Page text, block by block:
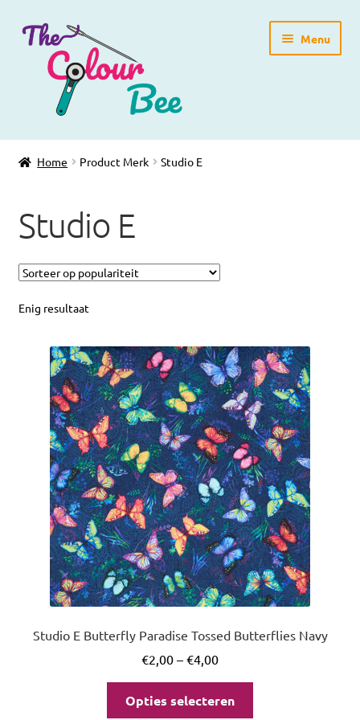
Ga
door
navigatie
Ga
direct
inhoud
Menu
Home
Blog
Workshops
Gratis Patronen
Over ons
Home Product Merk Studio E
Studio E
Enig resultaat
Studio E Butterfly Paradise Tossed Butterflies Navy
€2,00 – €4,00
Opties selecteren